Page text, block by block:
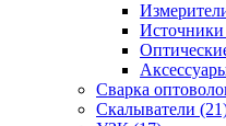
Источники
Сварка
Скалыватели